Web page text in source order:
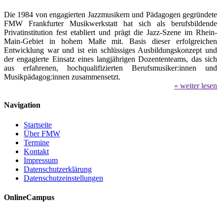
Die 1984 von engagierten Jazzmusikern und Pädagogen gegründete
FMW Frankfurter Musikwerkstatt hat sich als berufsbildende
Privatinstitution fest etabliert und prägt die Jazz-Szene im Rhein-
Main-Gebiet in hohem Maße mit. Basis dieser erfolgreichen
Entwicklung war und ist ein schlüssiges Ausbildungskonzept und
der engagierte Einsatz eines langjährigen Dozententeams, das sich
aus erfahrenen, hochqualifizierten Berufsmusiker:innen und
Musikpädagog:innen zusammensetzt.
» weiter lesen
Navigation
Startseite
Über FMW
Termine
Kontakt
Impressum
Datenschutzerklärung
Datenschutzeinstellungen
OnlineCampus